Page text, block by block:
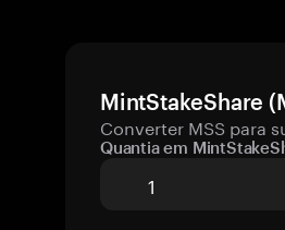
MintStakeShare
Converter MSS para
Quantia em